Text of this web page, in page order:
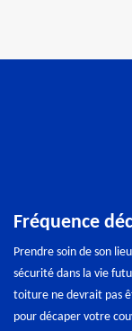
Fréquence
Prendre soin de son
sécurité dans la vie
toiture ne devrait pas
pour décaper votre